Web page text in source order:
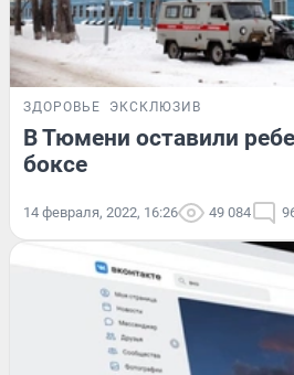
ЗДОРОВЬЕ ЭКСКЛЮЗИВ
В Тюмени оставили
боксе
14 февраля, 2022, 16:26 49 084